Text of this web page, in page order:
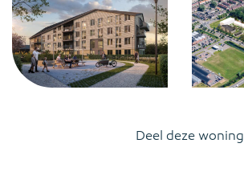
Deel deze woning